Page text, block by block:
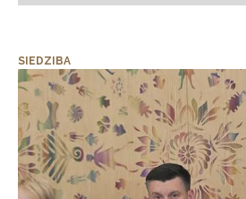
SIEDZIBA